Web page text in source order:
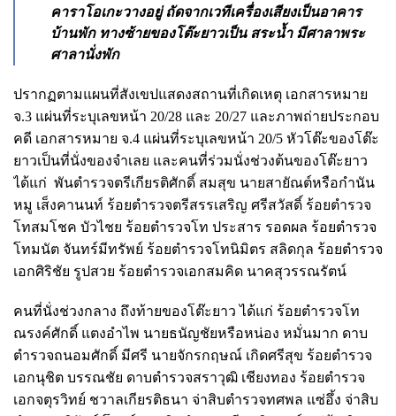
คาราโอเกะวางอยู่ ถัดจากเวทีเครื่องเสียงเป็นอาคาร
บ้านพัก ทางซ้ายของโต๊ะยาวเป็น สระน้ำ มีศาลาพระ
ศาลานั่งพัก
ปรากฏตามแผนที่สังเขปแสดงสถานที่เกิดเหตุ เอกสารหมาย
จ.3 แผ่นที่ระบุเลขหน้า 20/28 และ 20/27 และภาพถ่ายประกอบ
คดี เอกสารหมาย จ.4 แผ่นที่ระบุเลขหน้า 20/5 หัวโต๊ะของโต๊ะ
ยาวเป็นที่นั่งของจําเลย และคนที่ร่วมนั่งช่วงต้นของโต๊ะยาว
ได้แก่ พันตํารวจตรีเกียรติศักดิ์ สมสุข นายสายัณต์หรือกํานัน
หมู เส็งคานนท์ ร้อยตํารวจตรีสรรเสริญ ศรีสวัสดิ์ ร้อยตํารวจ
โทสมโชค บัวไชย ร้อยตํารวจโท ประสาร รอดผล ร้อยตํารวจ
โทมนัต จันทร์มีทรัพย์ ร้อยตํารวจโทนิมิตร สลิดกุล ร้อยตํารวจ
เอกศิริชัย รูปสวย ร้อยตํารวจเอกสมคิด นาคสุวรรณรัตน์
คนที่นั่งช่วงกลาง ถึงท้ายของโต๊ะยาว ได้แก่ ร้อยตํารวจโท
ณรงค์ศักดิ์ แตงอําไพ นายธนัญชัยหรือหน่อง หมั่นมาก ดาบ
ตํารวจถนอมศักดิ์ มีศรี นายจักรกฤษณ์ เกิดศรีสุข ร้อยตํารวจ
เอกนุชิต บรรณชัย ดาบตํารวจสราวุฒิ เชียงทอง ร้อยตํารวจ
เอกจตุรวิทย์ ชวาลเกียรติธนา จ่าสิบตํารวจทศพล แซ่อึ้ง จ่าสิบ